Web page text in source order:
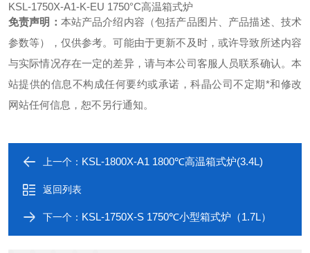
KSL-1750X-A1-K-EU 1750°C高温箱式炉
免责声明： 本站产品介绍内容（包括产品图片、产品描述、技术
参数等），仅供参考。可能由于更新不及时，或许导致所述内容
与实际情况存在一定的差异，请与本公司客服人员联系确认。本
站提供的信息不构成任何要约或承诺，科晶公司不定期*和修改
网站任何信息，恕不另行通知。
上一个： KSL-1800X-A1 1800℃高温箱式炉(3.4L)
返回列表
下一个： KSL-1750X-S 1750℃小型箱式炉（1.7L）